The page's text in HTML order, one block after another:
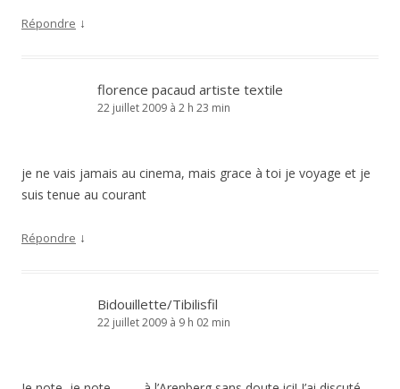
Répondre ↓
florence pacaud artiste textile
22 juillet 2009 à 2 h 23 min
je ne vais jamais au cinema, mais grace à toi je voyage et je
suis tenue au courant
Répondre ↓
Bidouillette/Tibilisfil
22 juillet 2009 à 9 h 02 min